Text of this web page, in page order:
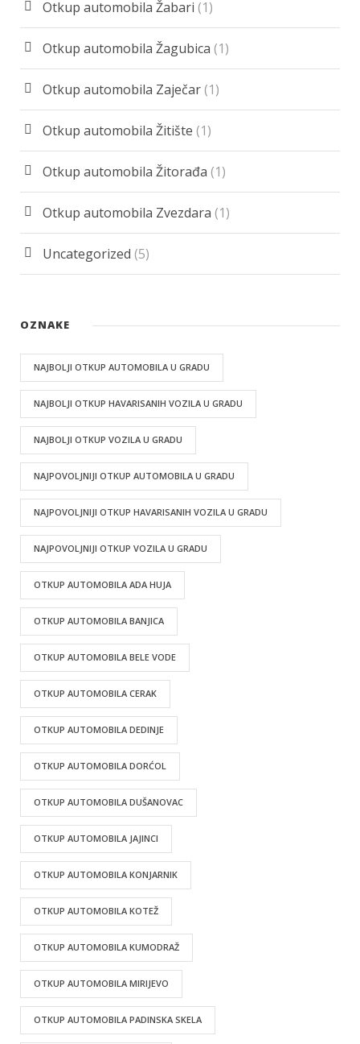
Otkup automobila Žabari (1)
Otkup automobila Žagubica (1)
Otkup automobila Zaječar(1)
Otkup automobila Žitište (1)
Otkup automobila Žitorađa (1)
Otkup automobila Zvezdara (1)
Uncategorized (5)
OZNAKE
NAJBOLJI OTKUP AUTOMOBILA U GRADU
NAJBOLJI OTKUP HAVARISANIH VOZILA U GRADU
NAJBOLJI OTKUP VOZILA U GRADU
NAJPOVOLJNIJI OTKUP AUTOMOBILA U GRADU
NAJPOVOLJNIJI OTKUP HAVARISANIH VOZILA U GRADU
NAJPOVOLJNIJI OTKUP VOZILA U GRADU
OTKUP AUTOMOBILA ADA HUJA
OTKUP AUTOMOBILA BANJICA
OTKUP AUTOMOBILA BELE VODE
OTKUP AUTOMOBILA CERAK
OTKUP AUTOMOBILA DEDINJE
OTKUP AUTOMOBILA DORĆOL
OTKUP AUTOMOBILA DUŠANOVAC
OTKUP AUTOMOBILA JAJINCI
OTKUP AUTOMOBILA KONJARNIK
OTKUP AUTOMOBILA KOTEŽ
OTKUP AUTOMOBILA KUMODRAŽ
OTKUP AUTOMOBILA MIRIJEVO
OTKUP AUTOMOBILA PADINSKA SKELA